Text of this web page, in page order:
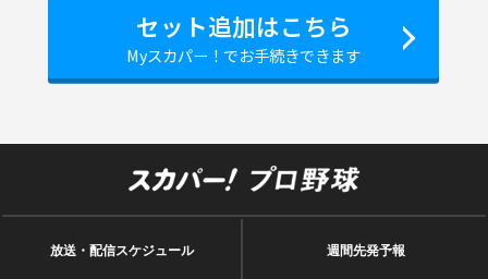
セット追加はこちら
Myスカパー！でお手続きできます
放送・配信スケジュール 週間先発予報